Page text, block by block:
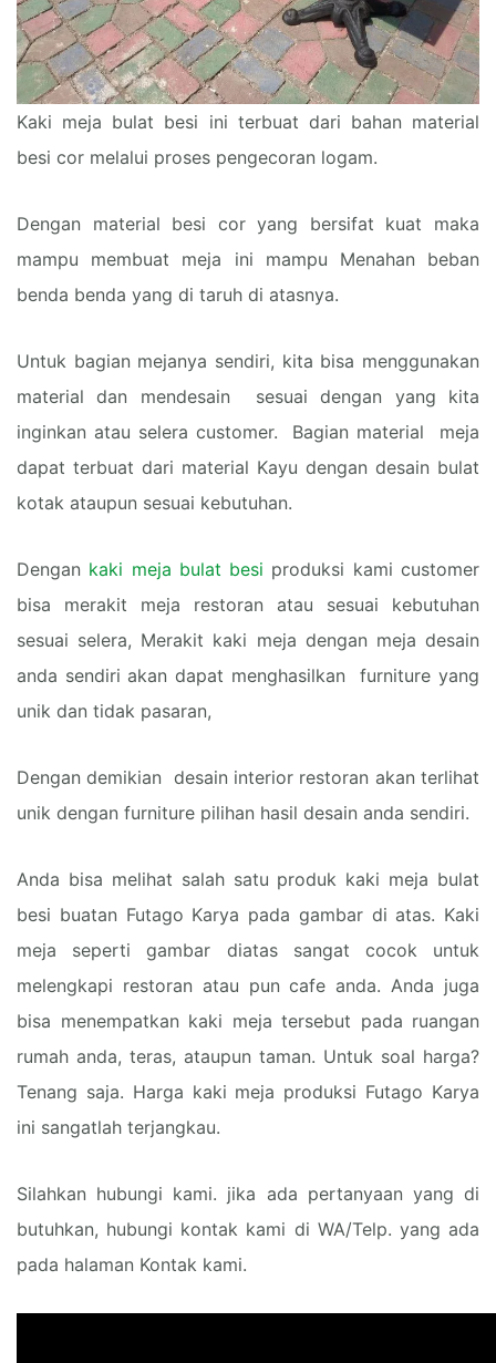
Kaki meja bulat besi ini terbuat dari bahan material
besi cor melalui proses pengecoran logam.
Dengan material besi cor yang bersifat kuat maka
mampu membuat meja ini mampu Menahan beban
benda benda yang di taruh di atasnya.
Untuk bagian mejanya sendiri, kita bisa menggunakan
material dan mendesain sesuai dengan yang kita
inginkan atau selera customer. Bagian material meja
dapat terbuat dari material Kayu dengan desain bulat
kotak ataupun sesuai kebutuhan.
Dengan kaki meja bulat besi produksi kami customer
bisa merakit meja restoran atau sesuai kebutuhan
sesuai selera, Merakit kaki meja dengan meja desain
anda sendiri akan dapat menghasilkan furniture yang
unik dan tidak pasaran,
Dengan demikian desain interior restoran akan terlihat
unik dengan furniture pilihan hasil desain anda sendiri.
Anda bisa melihat salah satu produk kaki meja bulat
besi buatan Futago Karya pada gambar di atas. Kaki
meja seperti gambar diatas sangat cocok untuk
melengkapi restoran atau pun cafe anda. Anda juga
bisa menempatkan kaki meja tersebut pada ruangan
rumah anda, teras, ataupun taman. Untuk soal harga?
Tenang saja. Harga kaki meja produksi Futago Karya
ini sangatlah terjangkau.
Silahkan hubungi kami. jika ada pertanyaan yang di
butuhkan, hubungi kontak kami di WA/Telp. yang ada
pada halaman Kontak kami.